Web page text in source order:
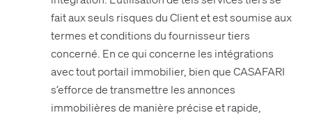
fait aux seuls risques du Client et est soumise aux
termes et conditions du fournisseur tiers
concerné. En ce qui concerne les intégrations
avec tout portail immobilier, bien que CASAFARI
s’efforce de transmettre les annonces
immobilières de manière précise et rapide,